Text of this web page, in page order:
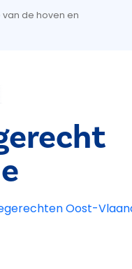
inhoud gaan
de hoven en
Oost-